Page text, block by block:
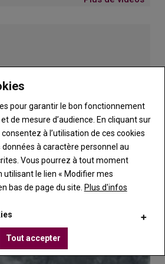
et 7 millions d’euros de la part des
Nouvelle-Aquitaine, la chambre du
de Gironde, la chambre d’agriculture
floues
alliant acteurs publics-privés,
inconnues. D’abord, il est difficile de
à l’AMI. Ensuite, difficile de
proposé. S’il est mentionné que les
«sur la base du marché foncier :
pour garantir le bon fonctionnement
de mesure d’audience. En cliquant sur
à l’utilisation de ces cookies
à caractère personnel au
Vous pourrez à tout moment
utilisant le lien « Modifier mes
bas de page du site. Plus d'infos
Tout accepter